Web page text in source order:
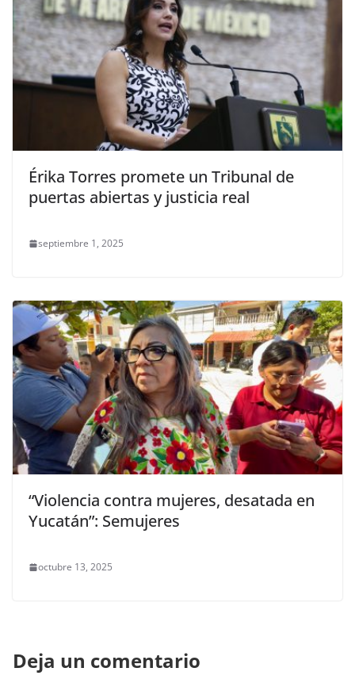
Érika Torres promete un Tribunal de
puertas abiertas y justicia real
septiembre 1, 2025
“Violencia contra mujeres, desatada en
Yucatán”: Semujeres
octubre 13, 2025
Deja un comentario